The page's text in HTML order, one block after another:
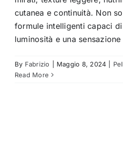
cutanea e continuità. Non
formule intelligenti capaci
luminosità e una
By Fabrizio Maggio 8, 2024
Read More